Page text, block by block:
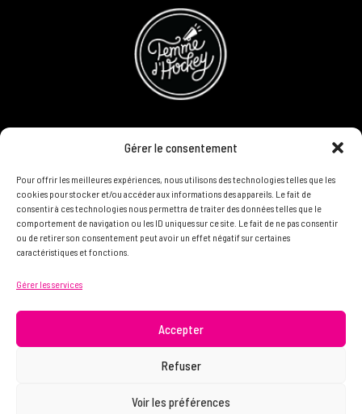
Gérer le consentement
Pour offrir les meilleures expériences, nous utilisons des technologies telles que les
cookies pour stocker et/ou accéder aux informations des appareils. Le fait de
consentir à ces technologies nous permettra de traiter des données telles que le
comportement de navigation ou les ID uniques sur ce site. Le fait de ne pas consentir
ou de retirer son consentement peut avoir un effet négatif sur certaines
caractéristiques et fonctions.
Gérer les services
Accepter
Refuser
Voir les préférences
CONCOURS
DEVENIR PARTENAIRE
POLITIQUE DE CONFIDENTIALITÉ
info@femme.hockey
© 2021 FEMME D’HOCKEY | Tous droits réservés.